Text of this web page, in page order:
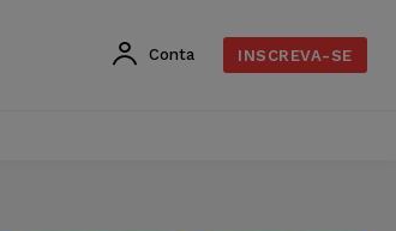
Conta INSCREVA-SE